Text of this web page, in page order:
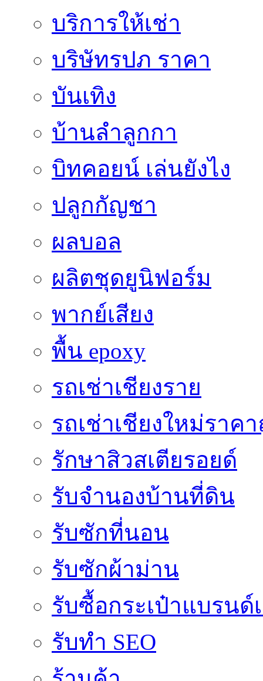
บริการให้เช่า
บริษัทรปภ ราคา
บันเทิง
บ้านลำลูกกา
บิทคอยน์ เล่นยังไง
ปลูกกัญชา
ผลบอล
ผลิตชุดยูนิฟอร์ม
พากย์เสียง
พื้น epoxy
รถเช่าเชียงราย
รถเช่าเชียงใหม่ราค
รักษาสิวสเตียรอยด์
รับจำนองบ้านที่ดิน
รับซักที่นอน
รับซักผ้าม่าน
รับซื้อกระเป๋าแบรนด์
รับทำ SEO